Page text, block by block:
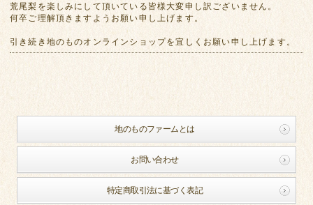
荒尾梨を楽しみにして頂いている皆様大変申し訳ございません。
何卒ご理解頂きますようお願い申し上げます。
引き続き地のものオンラインショップを宜しくお願い申し上げます。
地のものファームとは
お問い合わせ
特定商取引法に基づく表記